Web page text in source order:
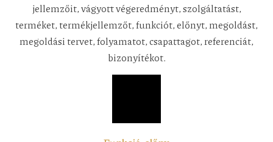
jellemzőit, vágyott végeredményt, szolgáltatást,
terméket, termékjellemzőt, funkciót, előnyt, megoldást,
megoldási tervet, folyamatot, csapattagot, referenciát,
bizonyítékot.